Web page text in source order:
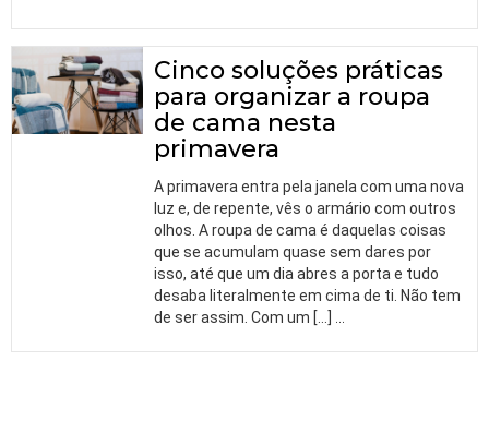
Cinco soluções práticas
para organizar a roupa
de cama nesta
primavera
A primavera entra pela janela com uma nova
luz e, de repente, vês o armário com outros
olhos. A roupa de cama é daquelas coisas
que se acumulam quase sem dares por
isso, até que um dia abres a porta e tudo
desaba literalmente em cima de ti. Não tem
de ser assim. Com um […]